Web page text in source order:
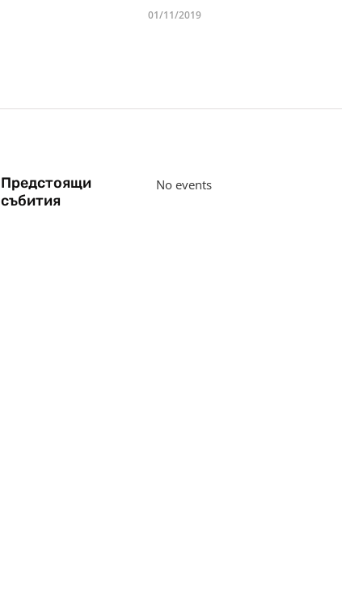
01/11/2019
Предстоящи
събития
No events